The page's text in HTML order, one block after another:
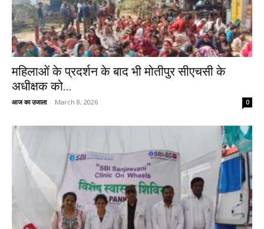
महिलाओं के प्रदर्शन के बाद भी मोतीपुर सीएचसी के
अधीक्षक को...
आज का उजाला - March 8, 2026 0